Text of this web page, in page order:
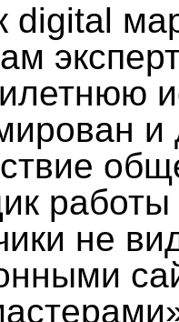
digital
и
не